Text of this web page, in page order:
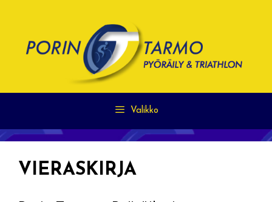
Valikko
VIERASKIRJA